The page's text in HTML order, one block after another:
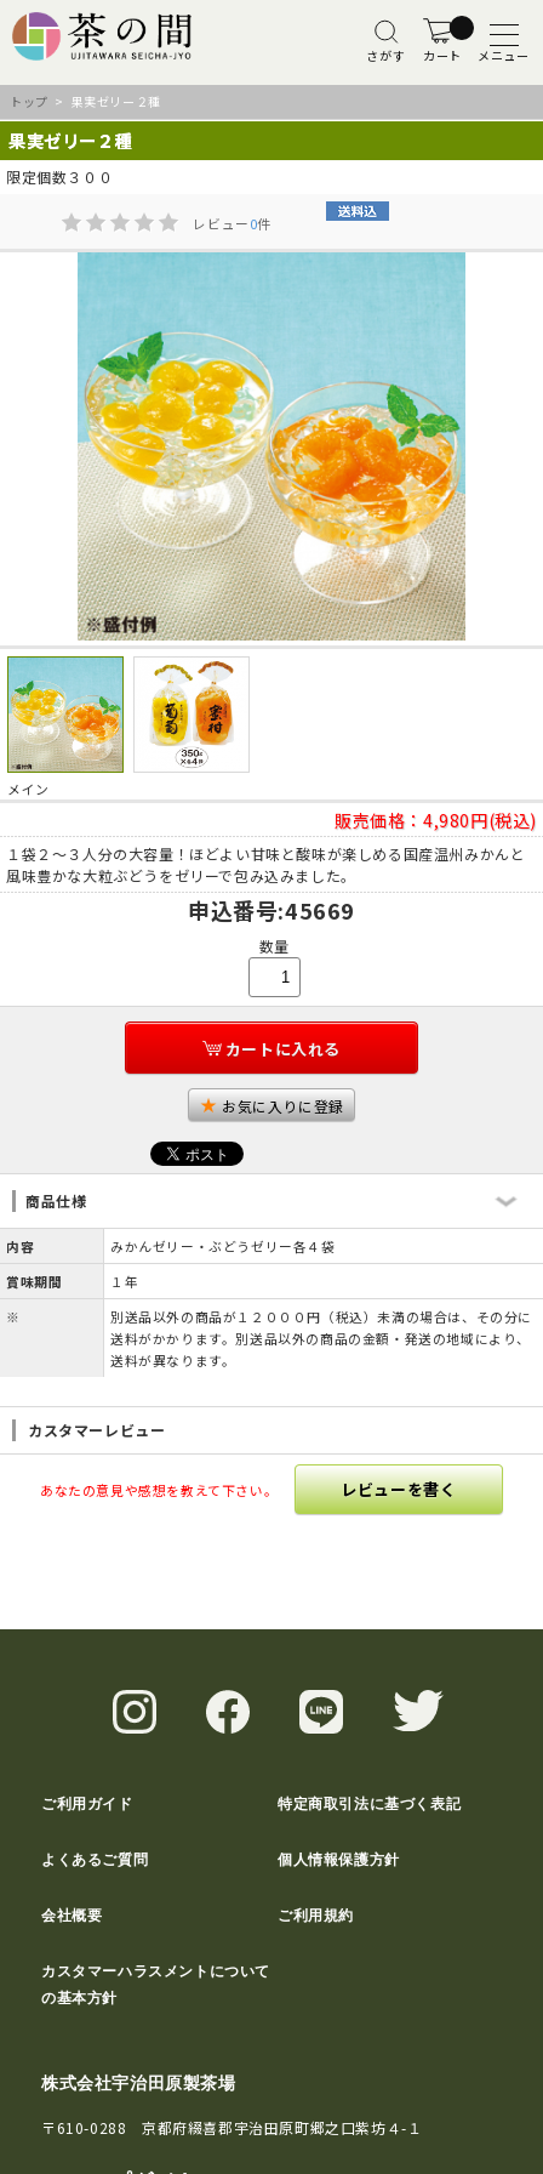
さがす カート メニュー
トップ > 果実ゼリー２種
果実ゼリー２種
限定個数３００
レビュー0件
メイン
販売価格： 4,980円(税込)
１袋２～３人分の大容量！ほどよい甘味と酸味が楽しめる国産温州みかんと
風味豊かな大粒ぶどうをゼリーで包み込みました。
申込番号:45669
数量
カートに入れる
お気に入りに登録
商品仕様
内容
みかんゼリー・ぶどうゼリー各４袋
賞味期間
１年
※
別送品以外の商品が１２０００円（税込）未満の場合は、その分に
送料がかかります。別送品以外の商品の金額・発送の地域により、
送料が異なります。
カスタマーレビュー
あなたの意見や感想を教えて下さい。 レビューを書く
ご利用ガイド 特定商取引法に基づく表記
よくあるご質問 個人情報保護方針
会社概要 ご利用規約
カスタマーハラスメントについて
の基本方針
株式会社宇治田原製茶場
〒610-0288 京都府綴喜郡宇治田原町郷之口紫坊４-１